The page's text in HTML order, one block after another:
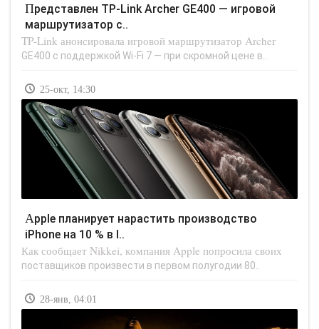
Представлен TP-Link Archer GE400 — игровой
маршрутизатор с..
TP-Link анонсировала игровой маршрутизатор Archer
GE400 с поддержкой Wi-Fi 7 — при скромной цене в..
25-окт, 14:30
Apple планирует нарастить производство
iPhone на 10 % в I..
Как сообщает Nikkei, компания Apple попросила своих
поставщиков произвести в первом полугодии 80..
28-янв, 04:01